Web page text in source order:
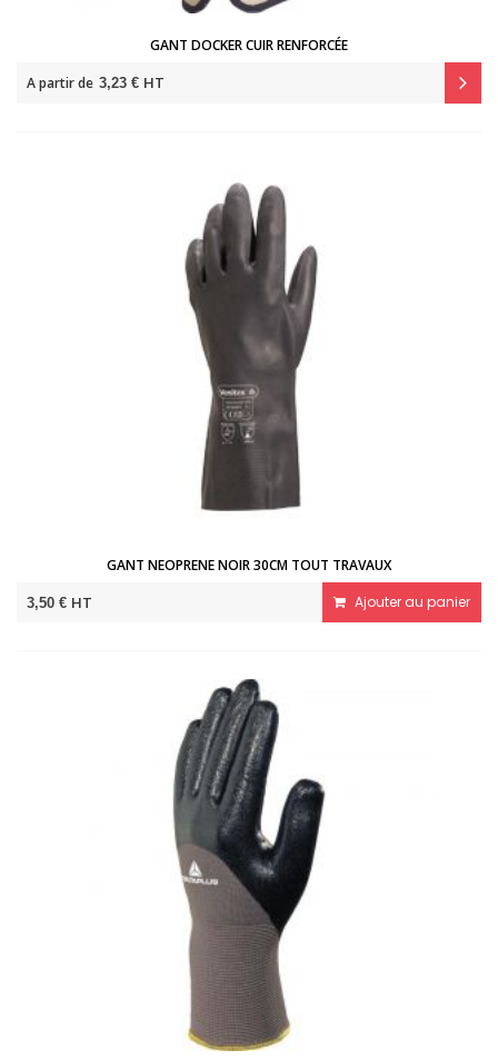
GANT DOCKER CUIR RENFORCÉE
A partir de 3,23 € HT
GANT NEOPRENE NOIR 30CM TOUT TRAVAUX
3,50 € HT Ajouter au panier